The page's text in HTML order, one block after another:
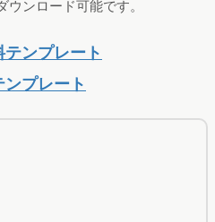
ンロード可能です。
テンプレート
ンプレート